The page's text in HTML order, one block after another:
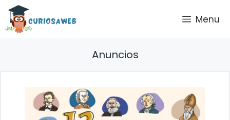
Saltar
contenido
Menu
Anuncios